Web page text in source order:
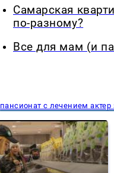
Самарская
по-разному?
Все для мам (и
пансионат с лечением актер